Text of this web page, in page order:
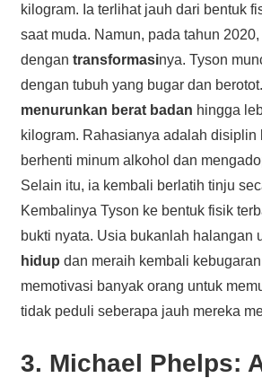
kilogram. Ia terlihat jauh dari bentuk
saat muda. Namun, pada tahun
dengan transformasinya. Tyson
dengan tubuh yang bugar dan
menurunkan berat badan hingga
kilogram. Rahasianya adalah disiplin
berhenti minum alkohol dan
Selain itu, ia kembali berlatih tinju
Kembalinya Tyson ke bentuk fisik
bukti nyata. Usia bukanlah halangan
hidup dan meraih kembali
memotivasi banyak orang untuk
tidak peduli seberapa jauh mereka
3. Michael Phelps: